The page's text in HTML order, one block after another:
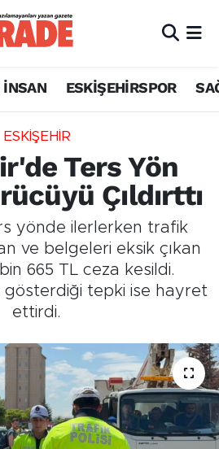
İNSAN ESKİŞEHİRSPOR
ESKİŞEHİR
Ters Yön
Çıldırttı
yönde ilerlerken trafik
ve belgeleri eksik çıkan
665 TL ceza kesildi.
gösterdiği tepki ise hayret
ettirdi.